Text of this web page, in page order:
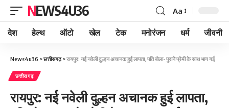
NEWS4U36 Aa
देश हेल्थ ऑटो खेल टेक मनोरंजन धर्म जीवनी
News4u36 >छत्तीसगढ़>रायपुर: नई नवेली दुल्हन अचानक हुई लापता, पति बोला- पुराने प्रेमी के साथ भाग गई
छत्तीसगढ़
रायपुर: नई नवेली दुल्हन अचानक हुई लापता,